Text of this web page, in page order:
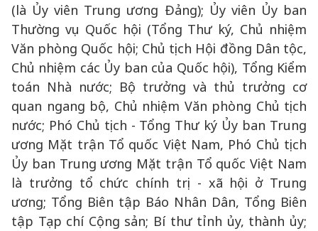
(là Ủy viên Trung ương Đảng); Ủy viên Ủy ban
Thường vụ Quốc hội (Tổng Thư ký, Chủ nhiệm
Văn phòng Quốc hội; Chủ tịch Hội đồng Dân tộc,
Chủ nhiệm các Ủy ban của Quốc hội), Tổng Kiểm
toán Nhà nước; Bộ trưởng và thủ trưởng cơ
quan ngang bộ, Chủ nhiệm Văn phòng Chủ tịch
nước; Phó Chủ tịch - Tổng Thư ký Ủy ban Trung
ương Mặt trận Tổ quốc Việt Nam, Phó Chủ tịch
Ủy ban Trung ương Mặt trận Tổ quốc Việt Nam
là trưởng tổ chức chính trị - xã hội ở Trung
ương; Tổng Biên tập Báo Nhân Dân, Tổng Biên
tập Tạp chí Cộng sản; Bí thư tỉnh ủy, thành ủy;